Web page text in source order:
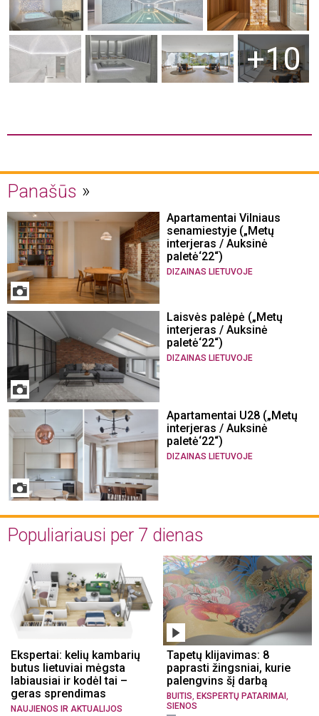
+10
Panašūs
Apartamentai Vilniaus
senamiestyje („Metų
interjeras / Auksinė
paletė‘22“)
DIZAINAS LIETUVOJE
Laisvės palėpė („Metų
interjeras / Auksinė
paletė‘22“)
DIZAINAS LIETUVOJE
Apartamentai U28 („Metų
interjeras / Auksinė
paletė‘22“)
DIZAINAS LIETUVOJE
Populiariausi per 7 dienas
Ekspertai: kelių kambarių
butus lietuviai mėgsta
labiausiai ir kodėl tai –
geras sprendimas
NAUJIENOS IR AKTUALIJOS
Tapetų klijavimas: 8
paprasti žingsniai, kurie
palengvins šį darbą
BUITIS EKSPERTŲ PATARIMAI
SIENOS